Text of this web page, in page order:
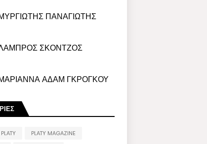
ΠΑΝΑΓΙΩΤΗΣ
ΣΚΟΝΤΖΟΣ
ΑΔΑΜ ΓΚΡΟΓΚΟΥ
PLATY
PLATY MAGAZINE